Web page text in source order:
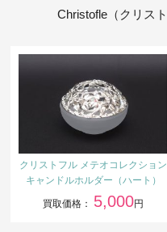
Christofle（クリス
クリストフル メテオコレクション
キャンドルホルダー（ハート）
買取価格： 5,000円